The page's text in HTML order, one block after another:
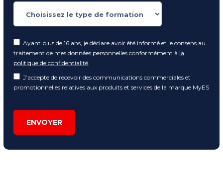
Ayant plus de 16 ans, je déclare avoir été informé et je consens au
traitement de mes données personnelles conformément à la
politique de confidentialité.
J’accepte de recevoir des communications commerciales et
promotionnelles relatives aux produits et services de la marque MyES
ENVOYER